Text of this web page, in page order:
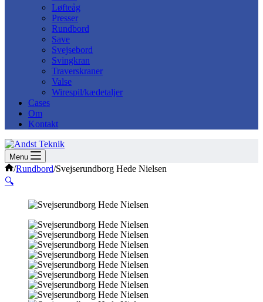
Løfteåg
Presser
Rundbord
Save
Svejsebord
Svingkran
Traverskraner
Valse
Wirespil/kædetaljer
Cases
Om
Kontakt
Menu
Forside
/Rundbord/Svejserundborg Hede Nielsen
🔍